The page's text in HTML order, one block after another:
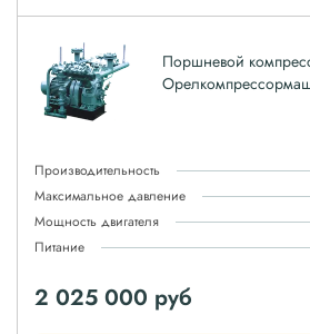
Поршневой
Производительность
Максимальное давление
Мощность двигателя
Питание
2 025 000 руб